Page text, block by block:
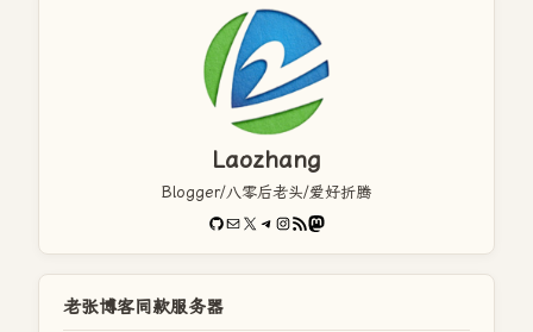
Laozhang
Blogger/八零后老头/爱好折腾
GitHub
电子邮件X Telegram
Instagram
RSS FeedMastodon
老张博客同款服务器